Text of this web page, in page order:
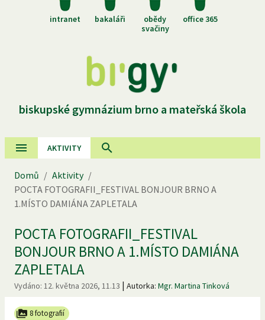
intranet bakaláři
obědy
svačiny
office 365
biskupské gymnázium brno a mateřská škola
AKTIVITY
Domů / Aktivity /
POCTA FOTOGRAFII_FESTIVAL BONJOUR BRNO A
1.MÍSTO DAMIÁNA ZAPLETALA
POCTA FOTOGRAFII_FESTIVAL
BONJOUR BRNO A 1.MÍSTO DAMIÁNA
ZAPLETALA
Vydáno: 12. května 2026, 11.13 | Autorka: Mgr. Martina Tinková
8 fotografií